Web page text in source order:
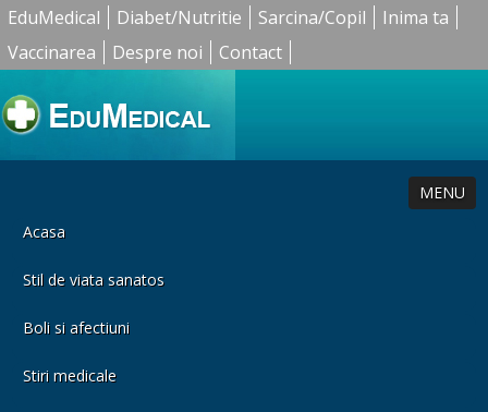
EduMedical Diabet/Nutritie Sarcina/Copil
Inima ta
Vaccinarea
Despre noi Contact
MENU
Acasa
Stil de viata sanatos
Boli si afectiuni
Stiri medicale